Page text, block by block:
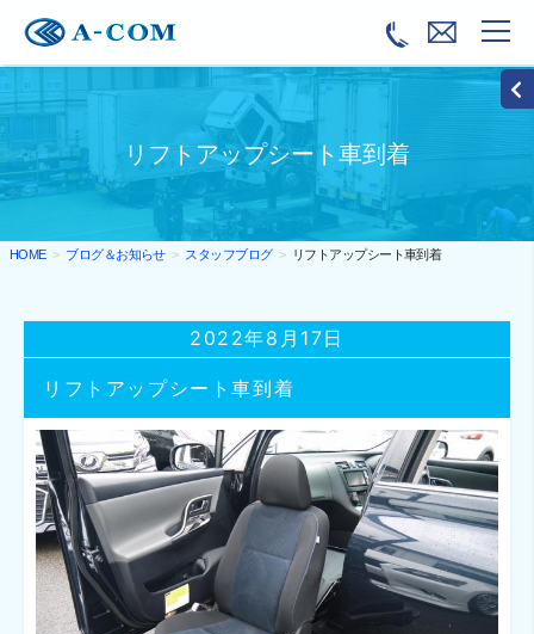
リフトアップシート車到着
HOME ブログ＆お知らせ スタッフブログ リフトアップシート車到着
リフトアップシート車到着
2022年8月17日